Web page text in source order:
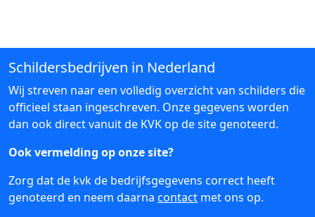
Schildersbedrijven in Nederland
Wij streven naar een volledig overzicht van schilders die
officieel staan ingeschreven. Onze gegevens worden
dan ook direct vanuit de KVK op de site genoteerd.
Ook vermelding op onze site?
Zorg dat de kvk de bedrijfsgegevens correct heeft
genoteerd en neem daarna contact met ons op.